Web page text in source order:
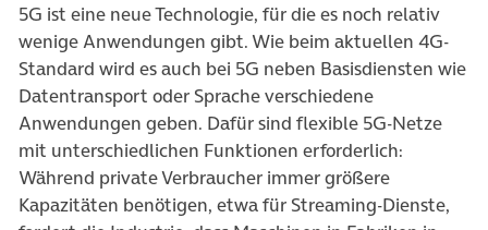
5G ist eine neue Technologie, für die es noch relativ
wenige Anwendungen gibt. Wie beim aktuellen 4G-
Standard wird es auch bei 5G neben Basisdiensten wie
Datentransport oder Sprache verschiedene
Anwendungen geben. Dafür sind flexible 5G-Netze
mit unterschiedlichen Funktionen erforderlich:
Während private Verbraucher immer größere
Kapazitäten benötigen, etwa für Streaming-Dienste,